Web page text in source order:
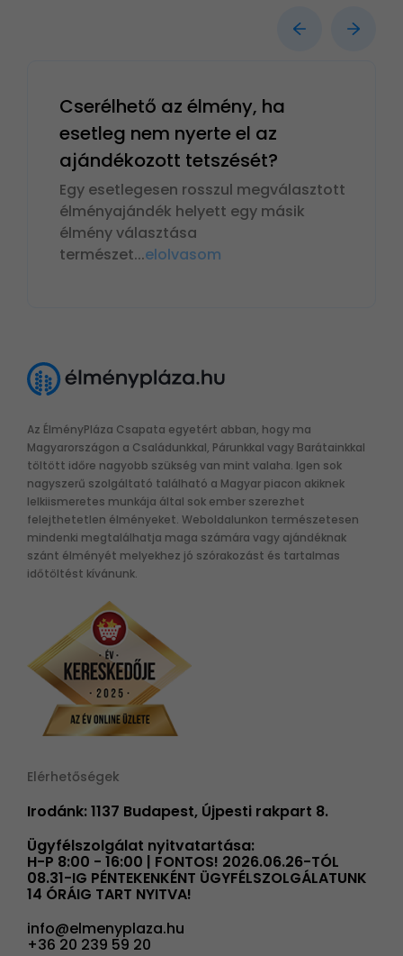
Cserélhető az élmény, ha
esetleg nem nyerte el az
ajándékozott tetszését?
Egy esetlegesen rosszul megválasztott
élményajándék helyett egy másik
élmény választása
természet...elolvasom
Az ÉlményPláza Csapata egyetért abban, hogy ma
Magyarországon a Családunkkal, Párunkkal vagy Barátainkkal
töltött időre nagyobb szükség van mint valaha. Igen sok
nagyszerű szolgáltató található a Magyar piacon akiknek
lelkiismeretes munkája által sok ember szerezhet
felejthetetlen élményeket. Weboldalunkon természetesen
mindenki megtalálhatja maga számára vagy ajándéknak
szánt élményét melyekhez jó szórakozást és tartalmas
időtöltést kívánunk.
Elérhetőségek
Irodánk: 1137 Budapest, Újpesti rakpart 8.
Ügyfélszolgálat nyitvatartása:
H-P 8:00 - 16:00 | FONTOS! 2026.06.26-TÓL
08.31-IG PÉNTEKENKÉNT ÜGYFÉLSZOLGÁLATUNK
14 ÓRÁIG TART NYITVA!
info@elmenyplaza.hu
+36 20 239 59 20